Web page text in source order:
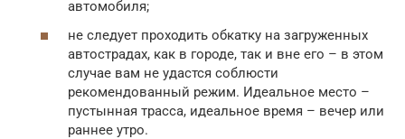
автомобиля;
не следует проходить обкатку на загруженных
автострадах, как в городе, так и вне его – в этом
случае вам не удастся соблюсти
рекомендованный режим. Идеальное место –
пустынная трасса, идеальное время – вечер или
раннее утро.